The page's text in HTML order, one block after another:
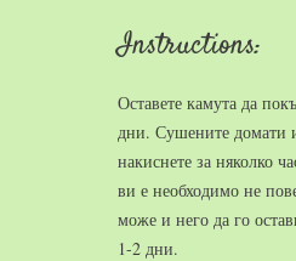
Instructions:
Оставете камута да
дни. Сушените домати
накиснете за няколко
ви е необходимо не
може и него да го
1-2 дни.